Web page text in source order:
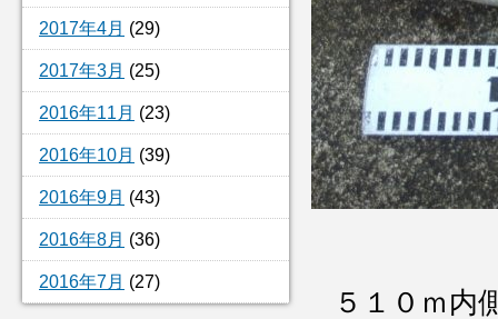
2017年4月 (29)
2017年3月 (25)
2016年11月 (23)
2016年10月 (39)
2016年9月 (43)
2016年8月 (36)
2016年7月 (27)
５１０ｍ